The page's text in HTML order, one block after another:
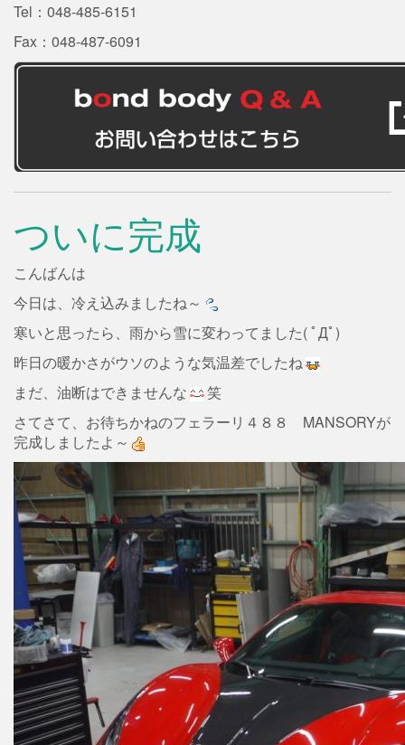
Tel：048-485-6151
Fax：048-487-6091
ついに完成
こんばんは
今日は、冷え込みましたね～
寒いと思ったら、雨から雪に変わってました( ﾟДﾟ)
昨日の暖かさがウソのような気温差でしたね
まだ、油断はできませんな
笑
さてさて、お待ちかねのフェラーリ４８８ MANSORYが
完成しましたよ～